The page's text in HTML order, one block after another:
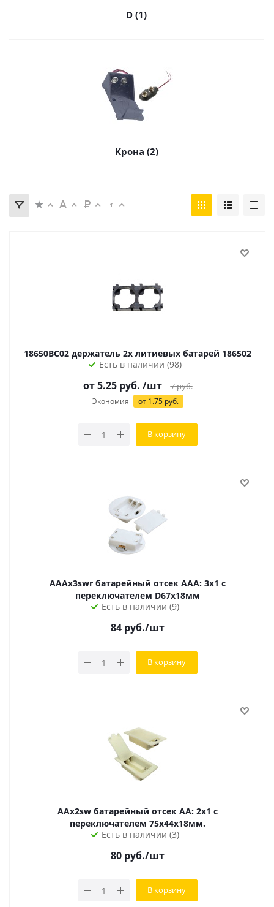
D (1)
Крона (2)
18650BC02 держатель 2х литиевых батарей 186502
Есть в наличии (98)
от5.25руб. /шт 7руб.
Экономия от 1.75руб.
В корзину
AAAx3swr батарейный отсек AAA: 3х1 с
переключателем D67х18мм
Есть в наличии (9)
84 руб./шт
В корзину
AAx2sw батарейный отсек AA: 2х1 с
переключателем 75x44x18мм.
Есть в наличии (3)
80 руб./шт
В корзину